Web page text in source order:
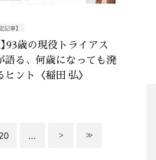
記事】
93歳の現役トライアス
語る、何歳になっても溌
ント〈稲田 弘〉
...